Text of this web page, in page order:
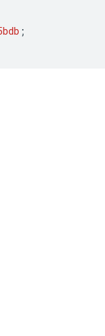
;